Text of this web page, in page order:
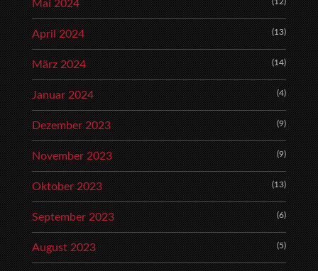
Mai 2024
April 2024 (13)
März 2024 (14)
Januar 2024 (4)
Dezember 2023 (9)
November 2023 (9)
Oktober 2023 (13)
September 2023 (6)
August 2023 (5)